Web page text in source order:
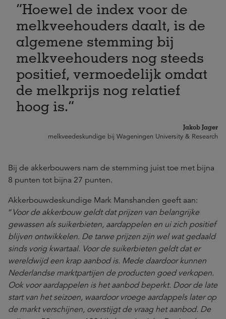
Hoewel de index voor de
melkveehouders daalt, is de
algemene stemming bij
melkveehouders nog steeds
positief, vermoedelijk omdat
de melkprijs nog relatief
hoog is.
Jakob Jager
melkveedeskundige bij Wageningen University & Research
Bij de akkerbouwers nam de stemming juist toe met bijna
8 punten tot bijna 27 punten.
Akkerbouwdeskundige Mark Manshanden geeft aan:
“ Voor de akkerbouw geldt dat prijzen van belangrijke
gewassen als suikerbieten, aardappelen en ui zich positief
blijven ontwikkelen. De tarwe prijzen zijn wel wat gedaald
sinds vorig kwartaal. Voor de suikerbieten geldt dat er
wereldwijd een krap aanbod is. Mede daardoor kunnen
Nederlandse marktpartijen de producten goed verkopen.
Ook voor aardappelen is het aanbod beperkt. Door de late
start van het seizoen, waardoor vroege aardappels later op
de markt verschijnen, overstijgt de vraag het aanbod. De